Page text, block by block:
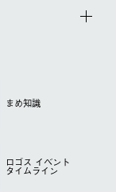
まめ知識
ロゴス イベント
タイムライン